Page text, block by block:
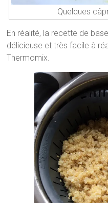
Quelques
En réalité, la recette de
délicieuse et très facile à
Thermomix.